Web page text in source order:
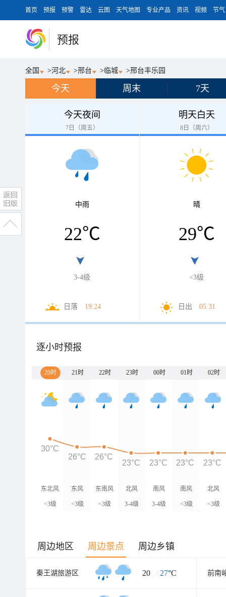
首页 预报 预警 雷达 云图 天气地图 专业产品 资讯 视频 节气
预报
全国 >河北 >邢台 > 临城 >邢台丰乐园
今天 周末 7天
今天夜间
7日（周五）
中雨
22℃
3-4级
日落 19:24
明天白天
8日（周六）
晴
29℃
<3级
日出 05:31
逐小时预报
20时 21时 22时 23时 00时 01时 02时
东北风
<3级
东风
<3级
东南风
<3级
北风
3-4级
南风
3-4级
南风
<3级
北风
<3级
30°C
26°C
26°C
23°C 23°C 23°C 23°C
周边地区 周边景点 周边乡镇
秦王湖旅游区 20 / 27°C 前南